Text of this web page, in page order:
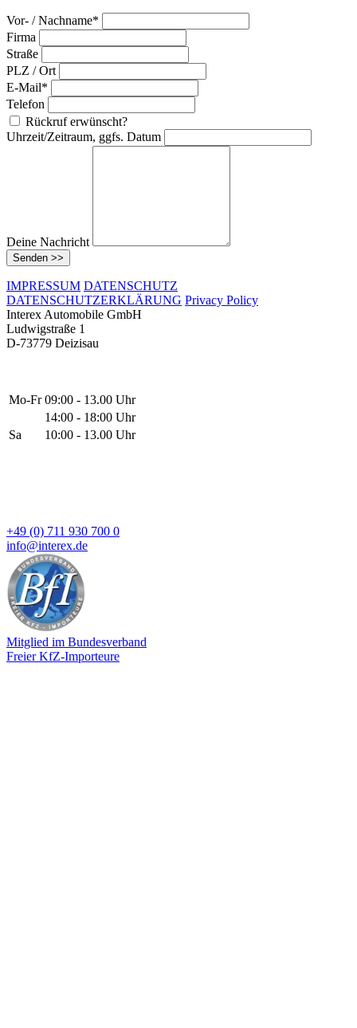
Vor- / Nachname*
Firma
Straße
PLZ / Ort
E-Mail*
Telefon
Rückruf erwünscht?
Uhrzeit/Zeitraum, ggfs. Datum
Deine Nachricht
Senden >>
IMPRESSUM DATENSCHUTZ
DATENSCHUTZERKLÄRUNG Privacy Policy
Interex Automobile GmbH
Ludwigstraße 1
D-73779 Deizisau
Mo-Fr 09:00 - 13.00 Uhr
14:00 - 18:00 Uhr
Sa
10:00 - 13.00 Uhr
+49 (0) 711 930 700 0
info@interex.de
Mitglied im Bundesverband
Freier KfZ-Importeure